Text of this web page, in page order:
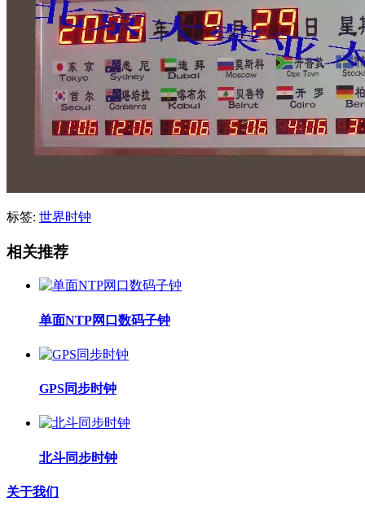
标签: 世界时钟
相关推荐
单面NTP网口数码子钟
GPS同步时钟
北斗同步时钟
关于我们